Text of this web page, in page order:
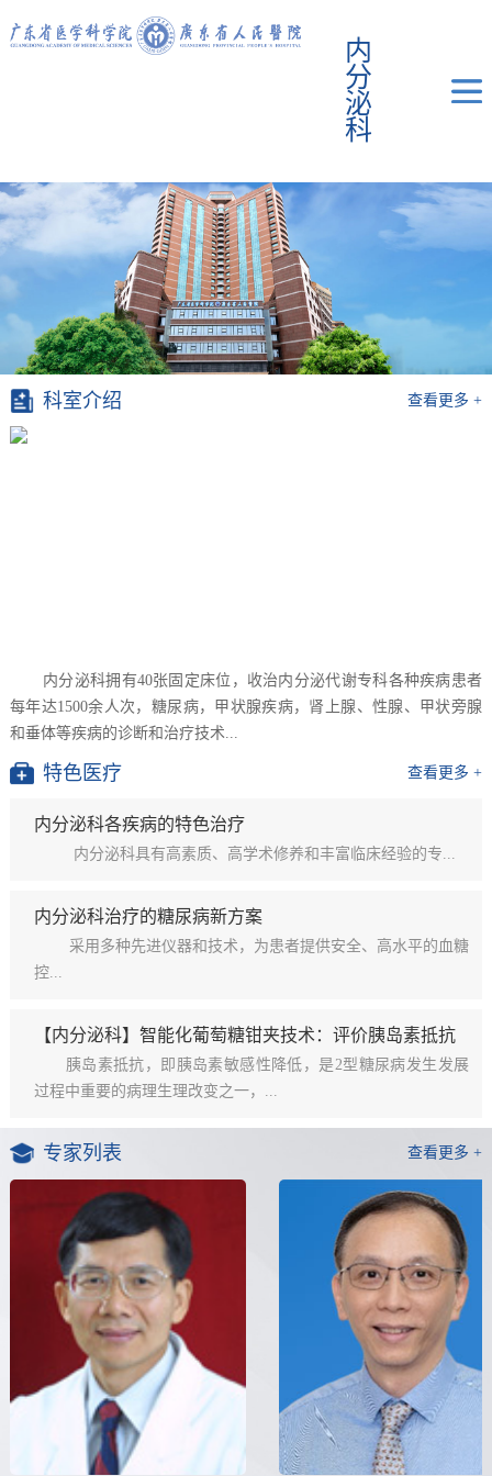
内
分
泌
科
科室介绍 查看更多 +
内分泌科拥有40张固定床位，收治内分泌代谢专科各种疾病患者
每年达1500余人次，糖尿病，甲状腺疾病，肾上腺、性腺、甲状旁腺
和垂体等疾病的诊断和治疗技术...
特色医疗 查看更多 +
内分泌科各疾病的特色治疗
内分泌科具有高素质、高学术修养和丰富临床经验的专...
内分泌科治疗的糖尿病新方案
采用多种先进仪器和技术，为患者提供安全、高水平的血糖
控...
【内分泌科】智能化葡萄糖钳夹技术：评价胰岛素抵抗
的”金标准”
胰岛素抵抗，即胰岛素敏感性降低，是2型糖尿病发生发展
过程中重要的病理生理改变之一，...
专家列表 查看更多 +